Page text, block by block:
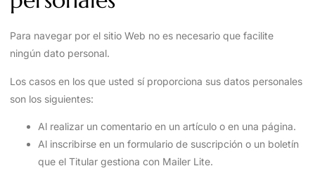
Para navegar por el sitio Web no es necesario que facilite
ningún dato personal.
Los casos en los que usted sí proporciona sus datos personales
son los siguientes:
Al realizar un comentario en un artículo o en una página.
Al inscribirse en un formulario de suscripción o un boletín
que el Titular gestiona con Mailer Lite.